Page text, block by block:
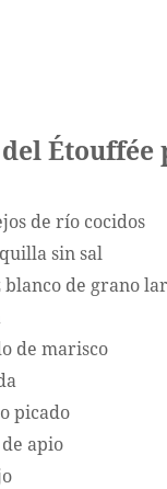
Étouffée
de río cocidos
sin sal
blanco de grano
de marisco
picado
apio